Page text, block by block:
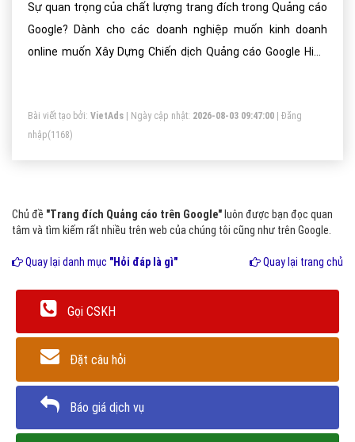
Sự quan trọng của chất lượng trang đích trong Quảng cáo
Google? Dành cho các doanh nghiệp muốn kinh doanh
online muốn Xây Dựng Chiến dịch Quảng cáo Google Hiệu
Bài viết tạo bởi: VietAds | Ngày cập nhật: 2026-08-03 09:47:00
Đăng
nhập(1168)
Chủ đề "Trang đích Quảng cáo trên Google" luôn được bạn đọc quan
tâm và tìm kiếm rất nhiều trên web của chúng tôi cũng như trên Google.
Quay lại danh mục "Hỏi đáp là gì" Quay lại trang chủ
Gọi CSKH
Đặt câu hỏi
Báo giá dịch vụ